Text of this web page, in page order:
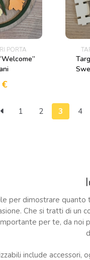
PORTA
€
1 2 3 4
per dimostrare quanto
Che si tratti di un
per te, da noi
include